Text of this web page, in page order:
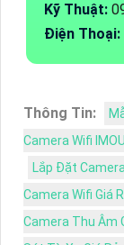
Kỹ Thuật:
Điện Thoại:
Thông Tin:
Camera Wifi
Lắp Đặt
Camera Wifi Giá
Camera Thu Âm